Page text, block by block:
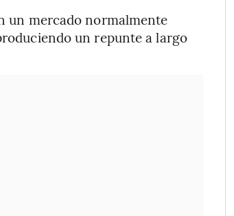
un mercado normalmente
un repunte a largo